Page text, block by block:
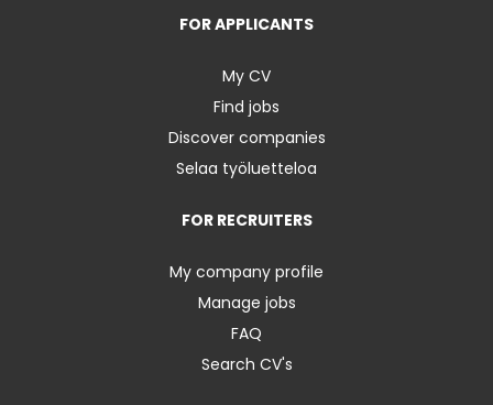
FOR APPLICANTS
My CV
Find jobs
Discover companies
Selaa työluetteloa
FOR RECRUITERS
My company profile
Manage jobs
FAQ
Search CV's